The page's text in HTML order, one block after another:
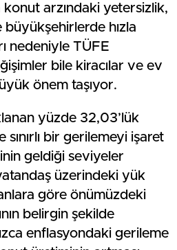
konut arzındaki yetersizlik,
hızla
nedeniyle TÜFE
bile kiracılar ve ev
önem taşıyor.
yüzde 32,03’lük
bir gerilemeyi işaret
geldiği seviyeler
üzerindeki yük
göre önümüzdeki
belirgin şekilde
enflasyondaki gerileme